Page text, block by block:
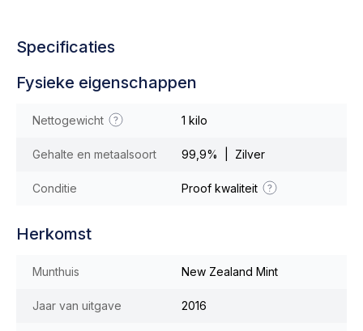
Specificaties
Fysieke eigenschappen
Nettogewicht 1 kilo
Gehalte en metaalsoort 99,9% | Zilver
Conditie Proof kwaliteit
Herkomst
Munthuis New Zealand Mint
Jaar van uitgave 2016